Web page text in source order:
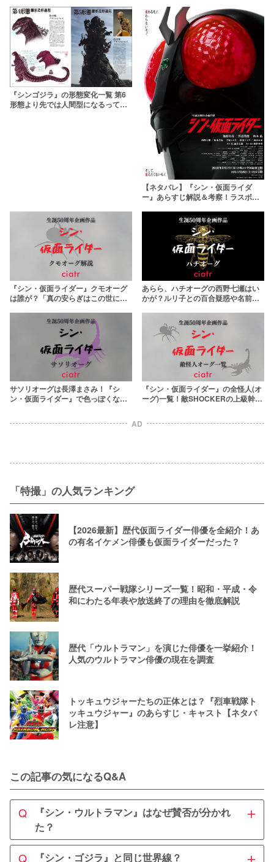
『シンゴジラ』の形態変化一覧 第6
形態より先では人間型になるって本
【ネタバレ】『シン・仮面ライダ
ー』あらすじ解説＆考察！ラスボス
『シン・仮面ライダー』クモオーグ
は誰が？「真の安らぎはこの世にな
あらら、ハチオーグの西野七瀬はい
かが？ルリ子との百合疑惑や名前
サソリオーグは長澤まさみ！『シ
ン・仮面ライダー』で色っぽくなっ
『シン・仮面ライダー』の全怪人(オ
ーグ)一覧！敵SHOCKERの上級幹部
AD
「特撮」の人気ランキング
【2026最新】歴代仮面ライダー俳優を全紹介！あ
の有名イケメン俳優も仮面ライダーだった？
歴代スーパー戦隊シリーズ一覧！昭和・平成・令
和にわたる年表や放送終了の理由を徹底解説
歴代「ウルトラマン」を演じた俳優を一挙紹介！
人気のウルトラマン俳優の現在を調査
トッキュウジャーたちの正体とは？『烈車戦隊ト
ッキュウジャー』のあらすじ・キャスト【ネタバ
レ注意】
この記事の気になるQ&A
Q
『シン・ウルトラマン』はなぜ賛否が分かれ
た？
＋
A
Q 『シン・ゴジラ』と同じ世界線？ ＋